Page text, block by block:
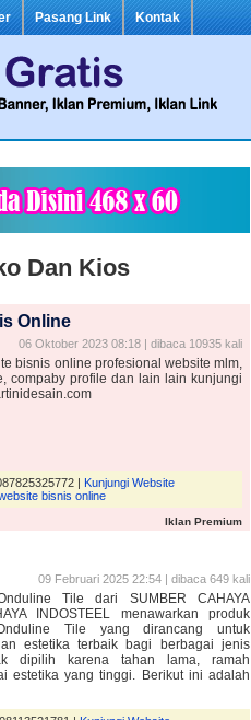
Pasang Link Kontak
Dan Kios
Online
06 Oktober 2023 08:18 | dibaca 10935 kali
bisnis online profesional website mlm,
compaby profile dan lain lain kunjungi
| Kunjungi Website
bisnis online
Iklan Premium
09 Februari 2025 22:54 | dibaca 649 kali
Tile dari SUMBER CAHAYA
INDOSTEEL menawarkan produk
Tile yang dirancang untuk
estetika terbaik bagi berbagai jenis
dipilih karena tahan lama, ramah
estetika yang tinggi. Berikut ini adalah